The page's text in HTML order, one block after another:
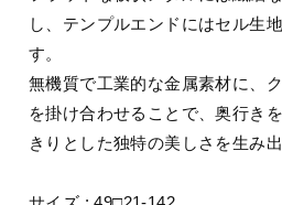
し、テンプルエンドにはセル生
す。
無機質で工業的な金属素材に、
を掛け合わせることで、奥行き
きりとした独特の美しさを生み出